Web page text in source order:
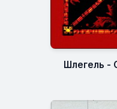
Шлегель -